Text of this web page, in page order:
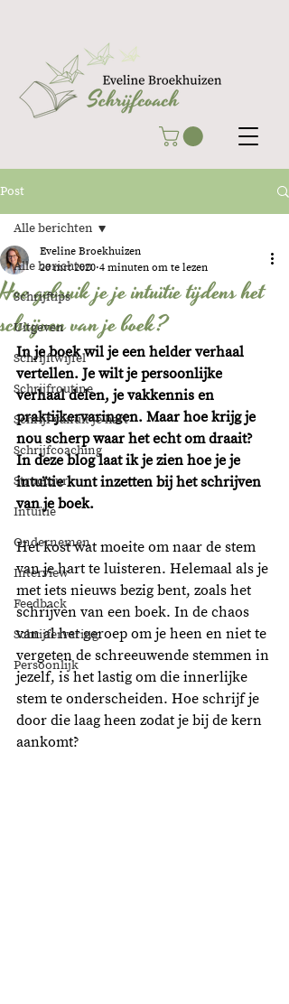
Post
Alle berichten
Schrijftips
Uitgeven
Schrijftwijfel
Schrijfroutine
Schrijf vanuit je hart
Schrijfcoaching
Structuur
Intuïtie
Ondernemen
Interview
Feedback
Schrijfervaring
Persoonlijk
Alle berichten
Hoe gebruik je je intuïtie tijdens het
schrijven van je boek?
Eveline Broekhuizen
20 mrt 2020 4 minuten om te lezen
In je boek wil je een helder verhaal
vertellen. Je wilt je persoonlijke
verhaal delen, je vakkennis en
praktijkervaringen. Maar hoe krijg je
nou scherp waar het echt om draait?
In deze blog laat ik je zien hoe je je
intuïtie kunt inzetten bij het schrijven
van je boek.
Het kost wat moeite om naar de stem
van je hart te luisteren. Helemaal als je
met iets nieuws bezig bent, zoals het
schrijven van een boek. In de chaos
van al het geroep om je heen en niet te
vergeten de schreeuwende stemmen in
jezelf, is het lastig om die innerlijke
stem te onderscheiden. Hoe schrijf je
door die laag heen zodat je bij de kern
aankomt?